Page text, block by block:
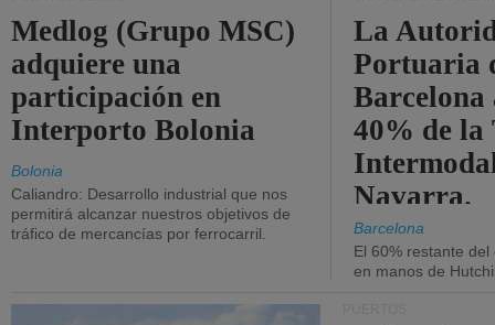
Medlog (Grupo MSC)
adquiere una
participación en
Interporto Bolonia
Bolonia
Caliandro: Desarrollo industrial que nos
permitirá alcanzar nuestros objetivos de
tráfico de mercancías por ferrocarril.
La
Portuaria
40% de la
Navarra.
Barcelona
El 60% restante
en manos de